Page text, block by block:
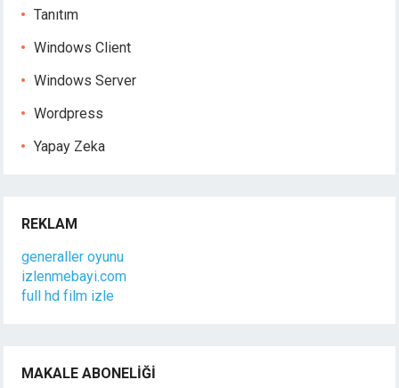
Tanıtım
Windows Client
Windows Server
Wordpress
Yapay Zeka
REKLAM
generaller oyunu
izlenmebayi.com
full hd film izle
MAKALE ABONELIĞI